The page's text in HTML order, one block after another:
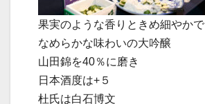
果実のような香りときめ細やかで
なめらかな味わいの大吟醸
山田錦を40％に磨き
日本酒度は+５
杜氏は白石博文